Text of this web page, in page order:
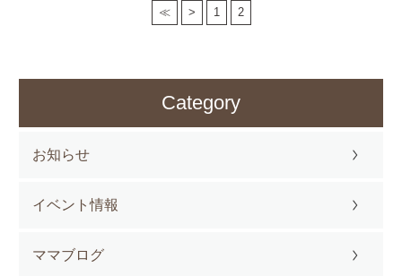
≪ > 1 2
Category
お知らせ
イベント情報
ママブログ